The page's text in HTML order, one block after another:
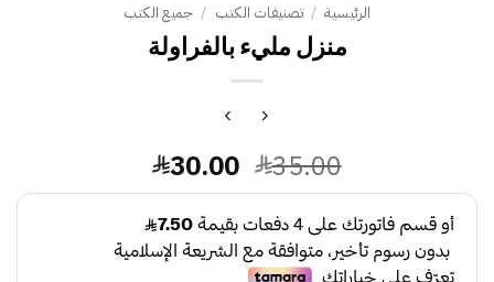
الرئيسية / تصنيفات الكتب / جميع الكتب
منزل مليء بالفراولة
35.00 السعر
الأصلي
هو:
35.00.
30.00 السعر
الحالي
هو:
30.00.